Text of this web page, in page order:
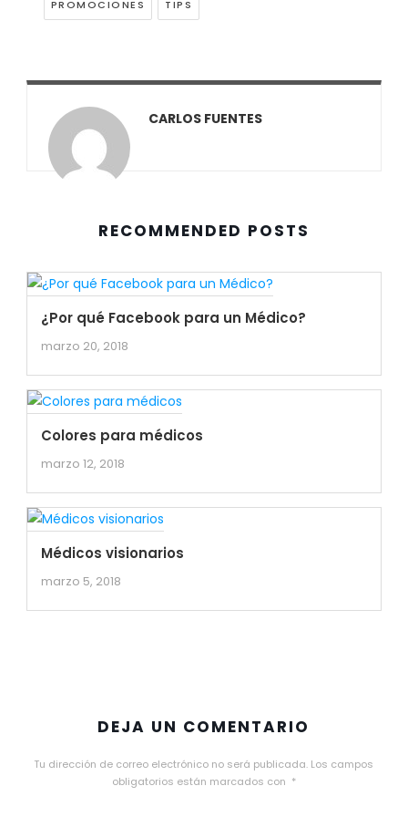
PROMOCIONES TIPS
CARLOS FUENTES
RECOMMENDED POSTS
¿Por qué Facebook para un Médico?
marzo 20, 2018
Colores para médicos
marzo 12, 2018
Médicos visionarios
marzo 5, 2018
DEJA UN COMENTARIO
Tu dirección de correo electrónico no será publicada. Los campos
obligatorios están marcados con *